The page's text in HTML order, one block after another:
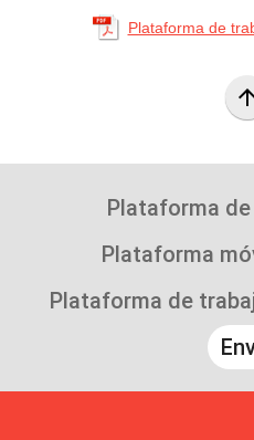
Plataforma de
Plataforma
Plataforma
Plataforma de